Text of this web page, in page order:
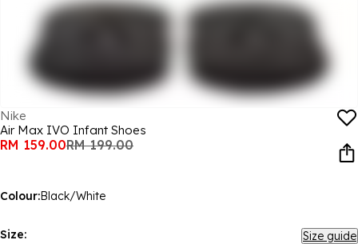
Nike
Air Max IVO Infant Shoes
RM 159.00RM 199.00
Colour:Black/White
Size: Size guide